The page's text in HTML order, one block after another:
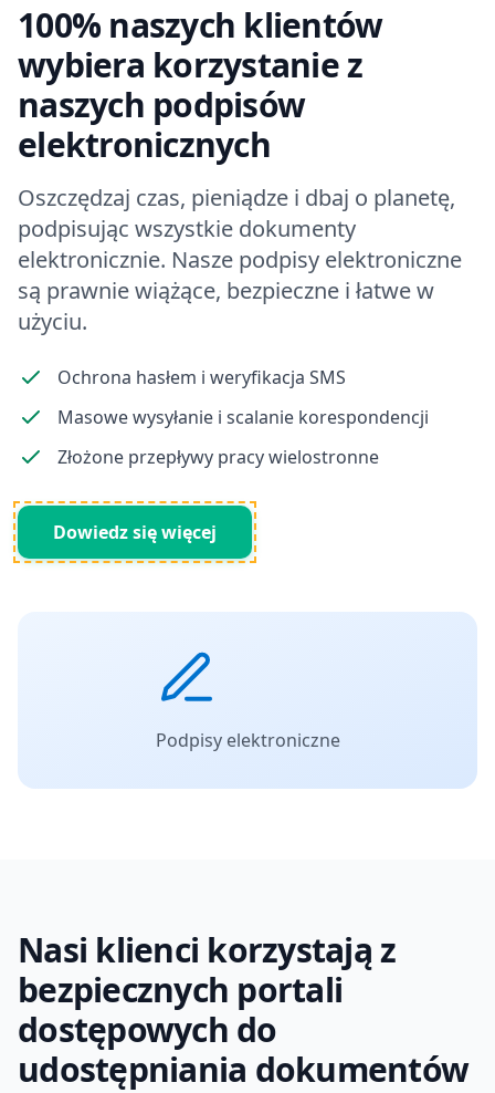
100% naszych klientów
wybiera korzystanie z
naszych podpisów
elektronicznych
Oszczędzaj czas, pieniądze i dbaj o planetę,
podpisując wszystkie dokumenty
elektronicznie. Nasze podpisy elektroniczne
są prawnie wiążące, bezpieczne i łatwe w
użyciu.
Ochrona hasłem i weryfikacja SMS
Masowe wysyłanie i scalanie korespondencji
Złożone przepływy pracy wielostronne
Dowiedz się więcej
Podpisy elektroniczne
Nasi klienci korzystają z
bezpiecznych portali
dostępowych do
udostępniania dokumentów